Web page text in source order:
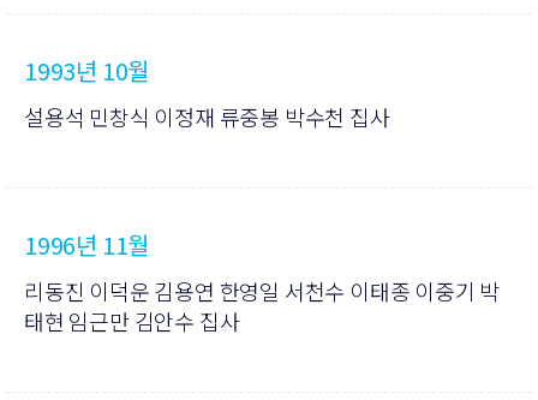
1993년 10월
설용석 민창식 이정재 류중봉 박수천 집사
1996년 11월
리동진 이덕운 김용연 한영일 서천수 이태종 이중기 박
태현 임근만 김안수 집사